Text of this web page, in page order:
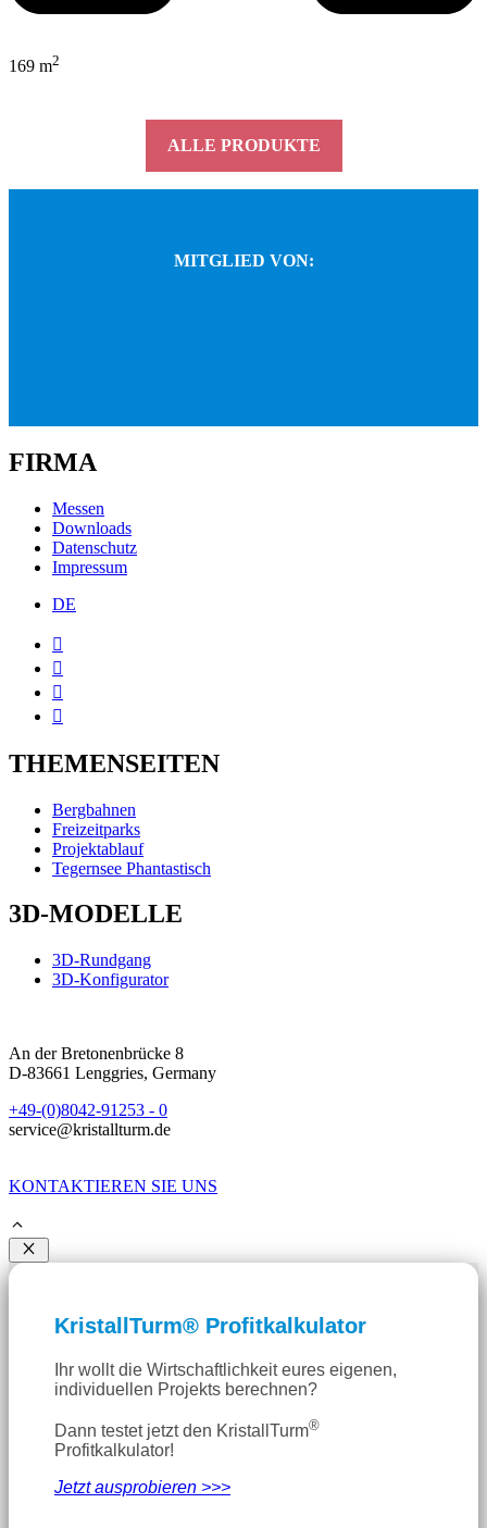
169 m2
ALLE PRODUKTE
MITGLIED VON:
FIRMA
Messen
Downloads
Datenschutz
Impressum
DE




THEMENSEITEN
Bergbahnen
Freizeitparks
Projektablauf
Tegernsee Phantastisch
3D-MODELLE
3D-Rundgang
3D-Konfigurator
An der Bretonenbrücke 8
D-83661 Lenggries, Germany
+49-(0)8042-91253 - 0
service@kristallturm.de
KONTAKTIEREN SIE UNS
Schließen
KristallTurm® Profitkalkulator
Ihr wollt die Wirtschaftlichkeit eures eigenen,
individuellen Projekts berechnen?
Dann testet jetzt den KristallTurm®
Profitkalkulator!
Jetzt ausprobieren >>>